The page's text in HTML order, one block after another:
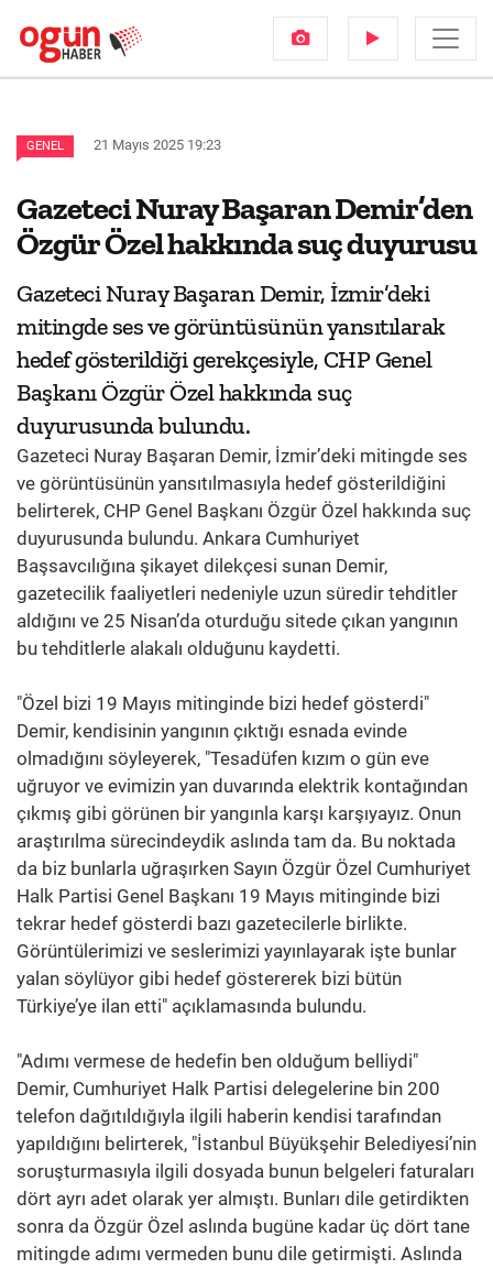
GENEL 21 Mayıs 2025 19:23
Gazeteci Nuray Başaran Demir’den
Özgür Özel hakkında suç duyurusu
Gazeteci Nuray Başaran Demir, İzmir’deki
mitingde ses ve görüntüsünün yansıtılarak
hedef gösterildiği gerekçesiyle, CHP Genel
Başkanı Özgür Özel hakkında suç
duyurusunda bulundu.
Gazeteci Nuray Başaran Demir, İzmir’deki mitingde ses
ve görüntüsünün yansıtılmasıyla hedef gösterildiğini
belirterek, CHP Genel Başkanı Özgür Özel hakkında suç
duyurusunda bulundu. Ankara Cumhuriyet
Başsavcılığına şikayet dilekçesi sunan Demir,
gazetecilik faaliyetleri nedeniyle uzun süredir tehditler
aldığını ve 25 Nisan’da oturduğu sitede çıkan yangının
bu tehditlerle alakalı olduğunu kaydetti.
"Özel bizi 19 Mayıs mitinginde bizi hedef gösterdi"
Demir, kendisinin yangının çıktığı esnada evinde
olmadığını söyleyerek, "Tesadüfen kızım o gün eve
uğruyor ve evimizin yan duvarında elektrik kontağından
çıkmış gibi görünen bir yangınla karşı karşıyayız. Onun
araştırılma sürecindeydik aslında tam da. Bu noktada
da biz bunlarla uğraşırken Sayın Özgür Özel Cumhuriyet
Halk Partisi Genel Başkanı 19 Mayıs mitinginde bizi
tekrar hedef gösterdi bazı gazetecilerle birlikte.
Görüntülerimizi ve seslerimizi yayınlayarak işte bunlar
yalan söylüyor gibi hedef göstererek bizi bütün
Türkiye’ye ilan etti" açıklamasında bulundu.
"Adımı vermese de hedefin ben olduğum belliydi"
Demir, Cumhuriyet Halk Partisi delegelerine bin 200
telefon dağıtıldığıyla ilgili haberin kendisi tarafından
yapıldığını belirterek, "İstanbul Büyükşehir Belediyesi’nin
soruşturmasıyla ilgili dosyada bunun belgeleri faturaları
dört ayrı adet olarak yer almıştı. Bunları dile getirdikten
sonra da Özgür Özel aslında bugüne kadar üç dört tane
mitingde adımı vermeden bunu dile getirmişti. Aslında